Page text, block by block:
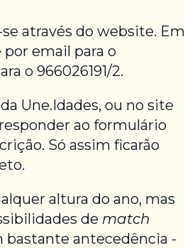
através do website. Em
email para o
o 966026191/2.
Une.Idades, ou no site
ao formulário
Só assim ficarão
altura do ano, mas
de match
antecedência -